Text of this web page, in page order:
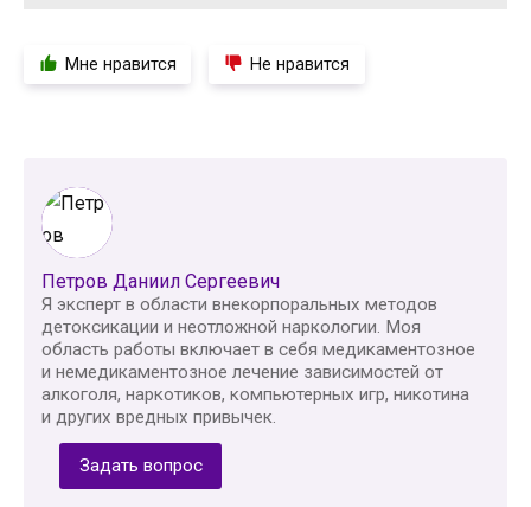
Мне нравится Не нравится
Петров Даниил Сергеевич
Я эксперт в области внекорпоральных методов
детоксикации и неотложной наркологии. Моя
область работы включает в себя медикаментозное
и немедикаментозное лечение зависимостей от
алкоголя, наркотиков, компьютерных игр, никотина
и других вредных привычек.
Задать вопрос